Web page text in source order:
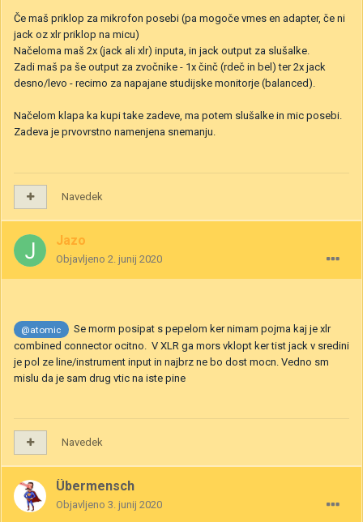
Če maš priklop za mikrofon posebi (pa mogoče vmes en adapter, če ni
jack oz xlr priklop na micu)
Načeloma maš 2x (jack ali xlr) inputa, in jack output za slušalke.
Zadi maš pa še output za zvočnike - 1x činč (rdeč in bel) ter 2x jack
desno/levo - recimo za napajane studijske monitorje (balanced).
Načelom klapa ka kupi take zadeve, ma potem slušalke in mic posebi.
Zadeva je prvovrstno namenjena snemanju.
Navedek
Jazo
Objavljeno 2. junij 2020
@atomic
Se morm posipat s pepelom ker nimam pojma kaj je xlr
combined connector ocitno. V XLR ga mors vklopt ker tist jack v sredini
je pol ze line/instrument input in najbrz ne bo dost mocn. Vedno sm
mislu da je sam drug vtic na iste pine
Navedek
Übermensch
Objavljeno 3. junij 2020